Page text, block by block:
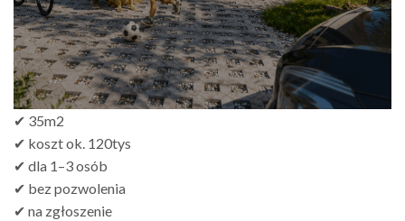
✔ 35m2
✔ koszt ok. 120tys
✔ dla 1–3 osób
✔ bez pozwolenia
✔ na zgłoszenie